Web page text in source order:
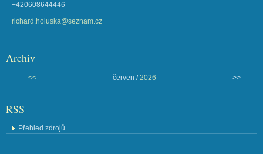
+420608644446
richard.holuska@seznam.cz
Archiv
<< červen /2026 >>
RSS
Přehled zdrojů